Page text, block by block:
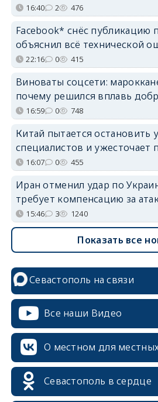
16:40 2 476
Facebook* снёс публикацию
объяснил всё технической
22:16 0 415
Виноваты соцсети:
почему решился вплавь
16:59 0 748
Китай пытается остановить
специалистов и ужесточает
16:07 0 455
Иран отменил удар по
требует компенсацию за
15:46 3 1240
Показать все
Севастополь на связи
Все наши Видео
О местном для
Севастополь в сердце